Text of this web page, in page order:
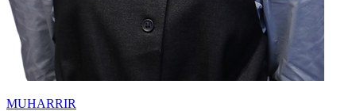
MUHARRIR